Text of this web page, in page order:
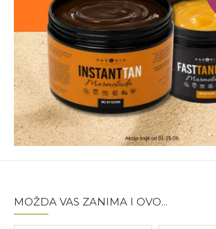
MOŽDA VAS ZANIMA I OVO...